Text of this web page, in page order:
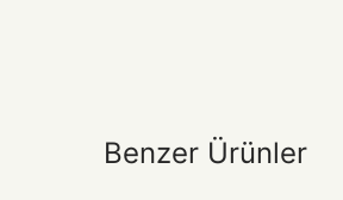
Benzer Ürünler